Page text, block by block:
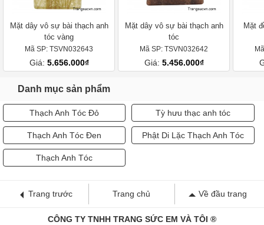
Mặt dây vô sự bài thạch anh
tóc vàng
Mã SP: TSVN032643
Giá: 5.656.000₫
Mặt dây vô sự bài thạch anh
tóc
Mã SP: TSVN032642
Giá: 5.456.000₫
Mặt
Danh mục sản phẩm
Thạch Anh Tóc Đỏ Tỳ hưu thạc anh tóc
Thạch Anh Tóc Đen Phật Di Lặc Thạch Anh Tóc
Thạch Anh Tóc
Trang trước Trang chủ Về đầu trang
CÔNG TY TNHH TRANG SỨC EM VÀ TÔI ®